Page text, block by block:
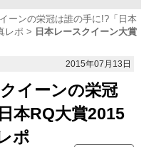
ーンの栄冠は誰の手に!?「日本
レポ
日本レースクイーン大賞
2015年07月13日
イーンの栄冠
本RQ大賞2015
ポ